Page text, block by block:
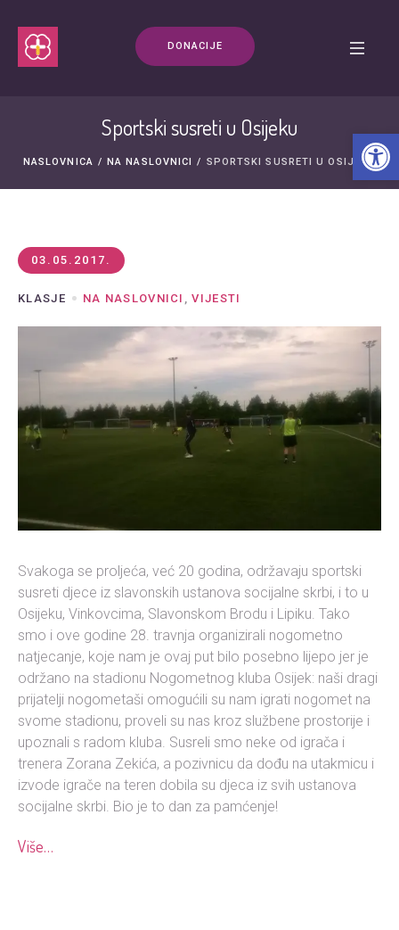
DONACIJE
Sportski susreti u Osijeku
NASLOVNICA / NA NASLOVNICI / SPORTSKI SUSRETI U OSIJEKU
03.05.2017.
KLASJE NA NASLOVNICI ,VIJESTI
Svakoga se proljeća, već 20 godina, održavaju sportski
susreti djece iz slavonskih ustanova socijalne skrbi, i to u
Osijeku, Vinkovcima, Slavonskom Brodu i Lipiku. Tako
smo i ove godine 28. travnja organizirali nogometno
natjecanje, koje nam je ovaj put bilo posebno lijepo jer je
održano na stadionu Nogometnog kluba Osijek: naši dragi
prijatelji nogometaši omogućili su nam igrati nogomet na
svome stadionu, proveli su nas kroz službene prostorije i
upoznali s radom kluba. Susreli smo neke od igrača i
trenera Zorana Zekića, a pozivnicu da dođu na utakmicu i
izvode igrače na teren dobila su djeca iz svih ustanova
socijalne skrbi. Bio je to dan za pamćenje!
Više…